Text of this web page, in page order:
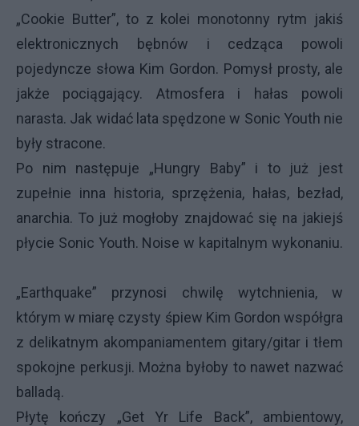
„Cookie Butter”, to z kolei monotonny rytm jakiś
elektronicznych bębnów i cedząca powoli
pojedyncze słowa Kim Gordon. Pomysł prosty, ale
jakże pociągający. Atmosfera i hałas powoli
narasta. Jak widać lata spędzone w Sonic Youth nie
były stracone.
Po nim następuje „Hungry Baby” i to już jest
zupełnie inna historia, sprzężenia, hałas, bezład,
anarchia. To już mogłoby znajdować się na jakiejś
płycie Sonic Youth. Noise w kapitalnym wykonaniu.
„Earthquake” przynosi chwilę wytchnienia, w
którym w miarę czysty śpiew Kim Gordon współgra
z delikatnym akompaniamentem gitary/gitar i tłem
spokojne perkusji. Można byłoby to nawet nazwać
balladą.
Płytę kończy „Get Yr Life Back”, ambientowy,